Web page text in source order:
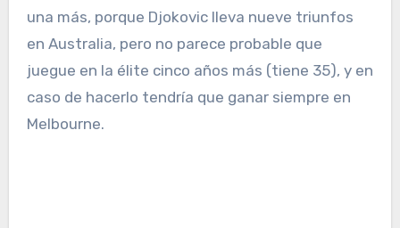
una más, porque Djokovic lleva nueve triunfos
en Australia, pero no parece probable que
juegue en la élite cinco años más (tiene 35), y en
caso de hacerlo tendría que ganar siempre en
Melbourne.